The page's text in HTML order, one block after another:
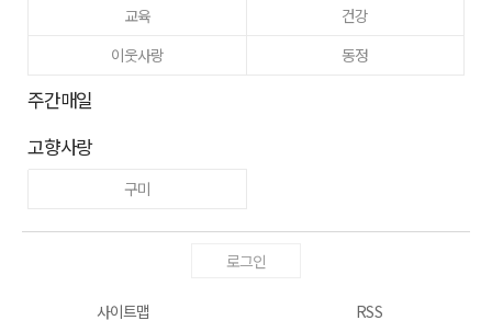
교육
건강
이웃사랑
동정
주간매일
고향사랑
구미
로그인
사이트맵 RSS